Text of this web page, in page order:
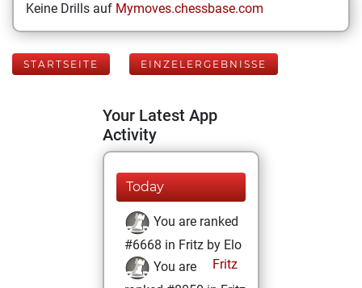
Keine Drills auf Mymoves.chessbase.com
STARTSEITE EINZELERGEBNISSE
Your Latest App
Activity
Today
You are ranked
#6668 in Fritz by Elo
Fritz
You are